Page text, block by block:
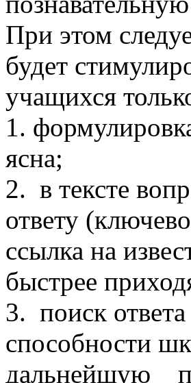
При этом
будет
учащихся
1.
ясна;
2. в тексте
ответу
ссылка на
быстрее
3. поиск ответа
способности
дальнейшую